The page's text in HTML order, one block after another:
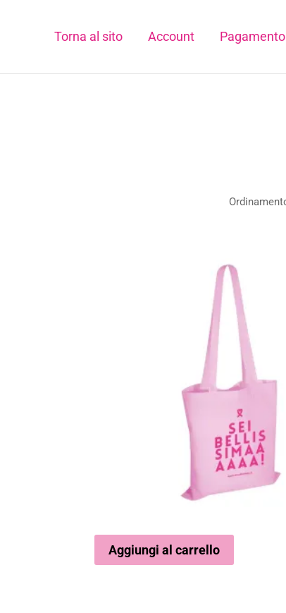
Torna al sito Account Pagamento
Aggiungi al carrello